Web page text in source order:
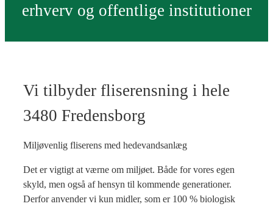
erhverv og offentlige institutioner
Vi tilbyder fliserensning i hele
3480 Fredensborg
Miljøvenlig fliserens med hedevandsanlæg
Det er vigtigt at værne om miljøet. Både for vores egen
skyld, men også af hensyn til kommende generationer.
Derfor anvender vi kun midler, som er 100 % biologisk